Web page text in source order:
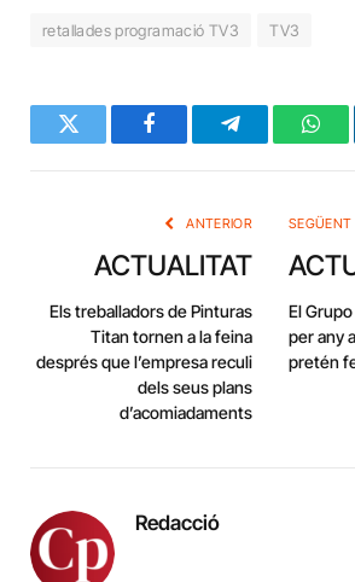
retallades programació TV3 TV3
Twitter FacebookTelegram
ANTERIOR
ACTUALITAT
Els treballadors de Pinturas
Titan tornen a la feina
després que l’empresa reculi
dels seus plans
d’acomiadaments
SEGÜENT
El
per any
pretén
Redacció